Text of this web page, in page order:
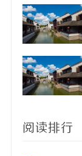
阅读排行